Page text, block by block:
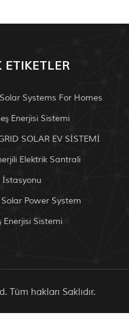
ETIKETLER
Systems For Homes
Enerjisi Sistemi
SOLAR EV SİSTEMİ
Elektrik Santrali
İstasyonu
Power System
Enerjisi Sistemi
hakları Saklıdır.